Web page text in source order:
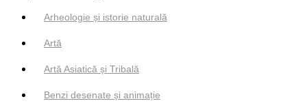
Arheologie și istorie naturală
Artă
Artă Asiatică și Tribală
Benzi desenate și animație